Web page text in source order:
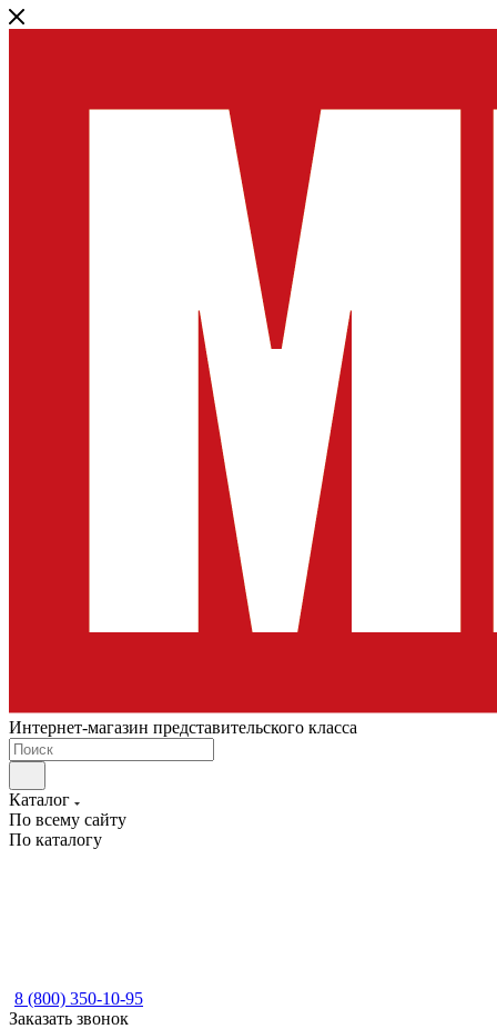
Интернет-магазин представительского класса
Каталог
По всему сайту
По каталогу
8 (800) 350-10-95
Заказать звонок